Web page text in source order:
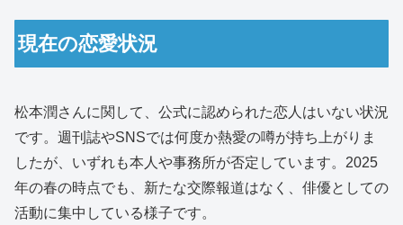
現在の恋愛状況
松本潤さんに関して、公式に認められた恋人はいない状況
です。週刊誌やSNSでは何度か熱愛の噂が持ち上がりま
したが、いずれも本人や事務所が否定しています。2025
年の春の時点でも、新たな交際報道はなく、俳優としての
活動に集中している様子です。